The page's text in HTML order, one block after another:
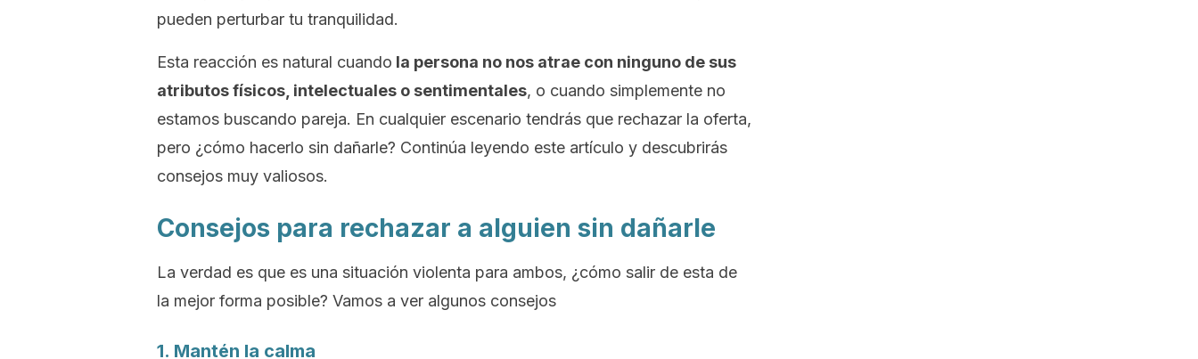
pueden perturbar tu tranquilidad.
Esta reacción es natural cuando la persona no nos atrae con ninguno de sus
atributos físicos, intelectuales o sentimentales, o cuando simplemente no
estamos buscando pareja. En cualquier escenario tendrás que rechazar la oferta,
pero ¿cómo hacerlo sin dañarle? Continúa leyendo este artículo y descubrirás
consejos muy valiosos.
Consejos para rechazar a alguien sin dañarle
La verdad es que es una situación violenta para ambos, ¿cómo salir de esta de
la mejor forma posible? Vamos a ver algunos consejos
1. Mantén la calma